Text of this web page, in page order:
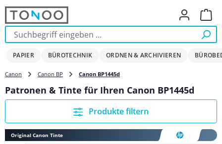
Zum Hauptinhalt springen
PAPIER BÜROTECHNIK ORDNEN & ARCHIVIEREN
Canon Canon BP Canon BP1445d
Patronen & Tinte für Ihren Canon BP1445d
Produkte filtern
Original Canon Tinte